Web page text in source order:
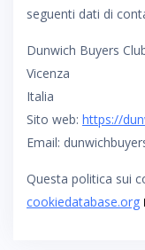
seguenti dati di
Dunwich Buyers
Vicenza
Italia
Sito web: https://
Email:
Questa politica sui
cookiedatabase.org